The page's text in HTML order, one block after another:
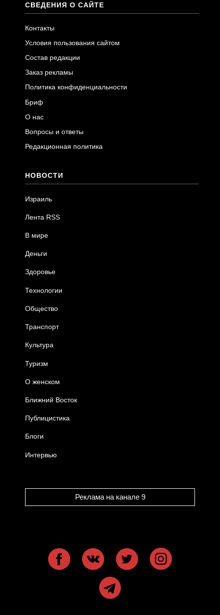
СВЕДЕНИЯ О САЙТЕ
Контакты
Условия пользования сайтом
Состав редакции
Заказ рекламы
Политика конфиденциальности
Бриф
О нас
Вопросы и ответы
Редакционная политика
НОВОСТИ
Израиль
Лента RSS
В мире
Деньги
Здоровье
Технологии
Общество
Транспорт
Культура
Туризм
О женском
Ближний Восток
Публицистика
Блоги
Интервью
Реклама на канале 9